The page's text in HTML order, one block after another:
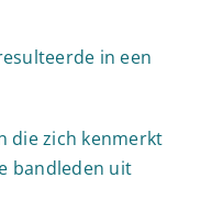
in een
die zich kenmerkt
bandleden uit